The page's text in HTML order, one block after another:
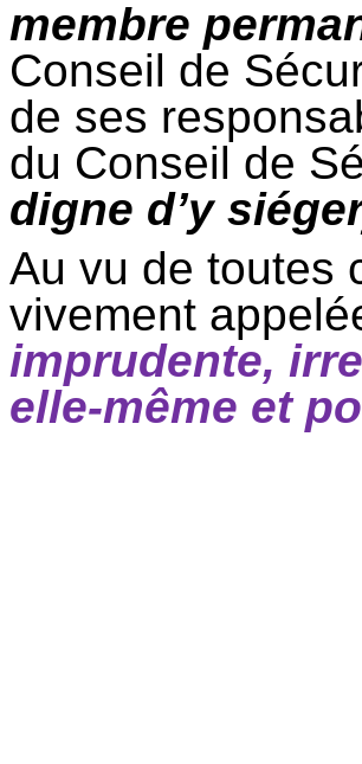
membre
Conseil de
de ses
du Conseil de
digne d’y
Au vu de toutes
vivement
imprudente,
elle-même et